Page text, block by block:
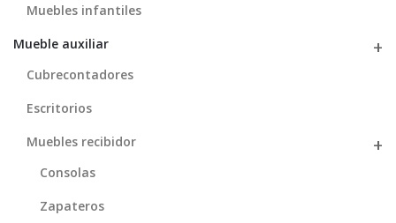
Muebles infantiles
Mueble auxiliar
Cubrecontadores
Escritorios
Muebles recibidor
Consolas
Zapateros